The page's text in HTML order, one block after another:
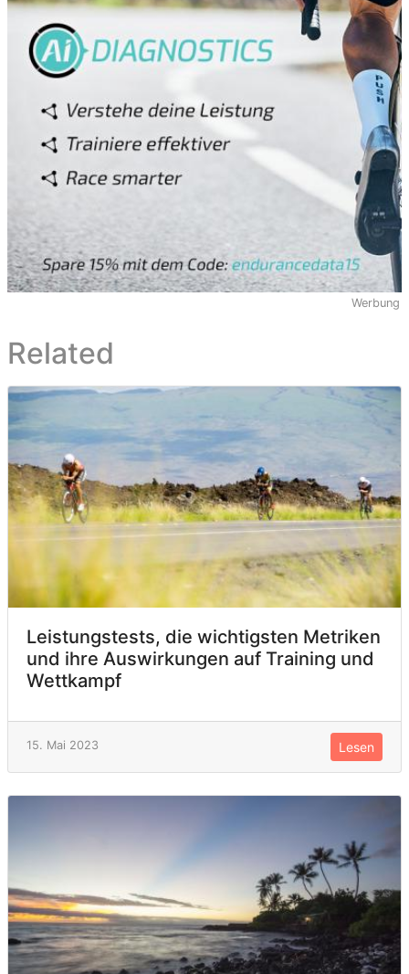
Werbung
Related
Leistungstests, die wichtigsten Metriken
und ihre Auswirkungen auf Training und
Wettkampf
15. Mai 2023 Lesen